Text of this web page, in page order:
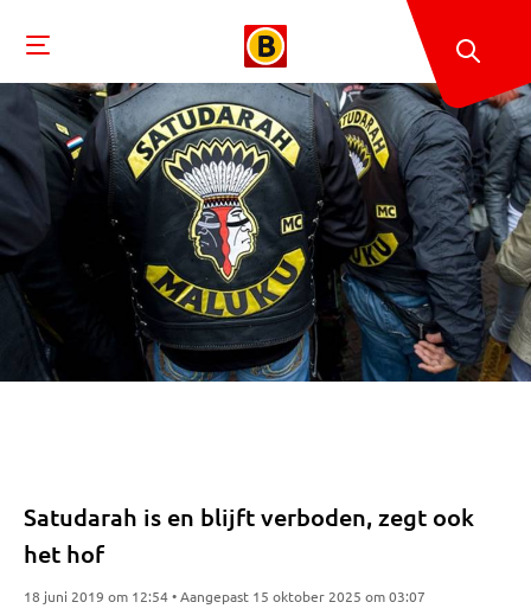
Satudarah is en blijft verboden, zegt ook
het hof
18 juni 2019 om 12:54 • Aangepast 15 oktober 2025 om 03:07